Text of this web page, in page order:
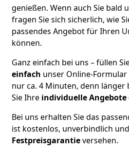
genießen. Wenn auch Sie bald
fragen Sie sich sicherlich, wie
passendes Angebot für Ihren
können.
Ganz einfach bei uns – füllen
einfach unser Online-
nur ca. 4 Minuten, denn länger
Sie Ihre individuelle Angebote
Bei uns erhalten Sie das
ist kostenlos, unverbindlich
Festpreisgarantieversehen.